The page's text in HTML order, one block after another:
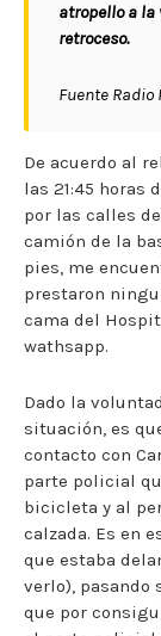
atropello a
retroceso.
Fuente Radio
De acuerdo al
las 21:45 horas
por las calles
camión de la
pies, me
prestaron
cama del
wathsapp.
Dado la
situación, es
contacto con
parte policial
bicicleta y al
calzada. Es en
que estaba
verlo), pasando
que por